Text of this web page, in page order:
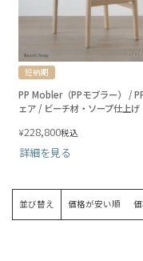
短納期
PP Mobler（PPモブラー） /
ェア / ビーチ材・ソープ仕上げ
¥228,800税込
詳細を見る
並び替え 価格が安い順